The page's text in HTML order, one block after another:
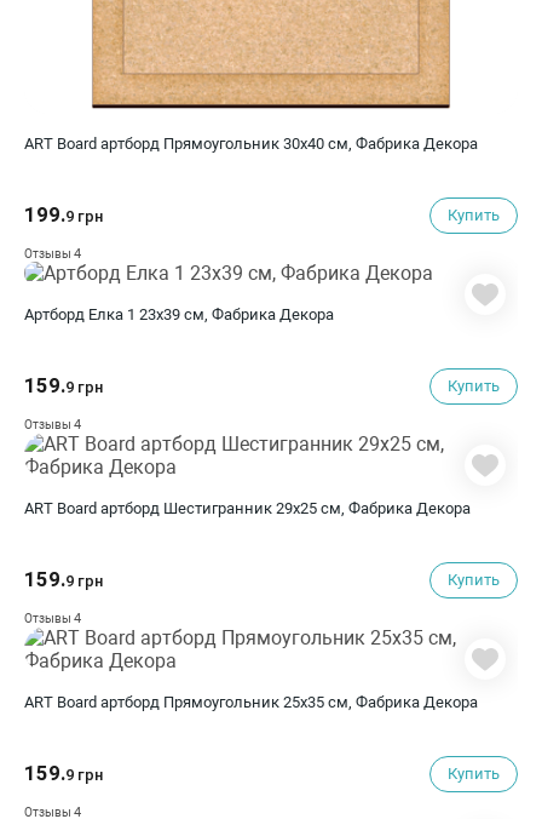
ART Board артборд Прямоугольник 30х40 см, Фабрика Декора
199.9 грн Купить
Отзывы 4
Артборд Елка 1 23х39 см, Фабрика Декора
159.9 грн Купить
Отзывы 4
ART Board артборд Шестигранник 29х25 см, Фабрика Декора
159.9 грн Купить
Отзывы 4
ART Board артборд Прямоугольник 25х35 см, Фабрика Декора
159.9 грн Купить
Отзывы 4